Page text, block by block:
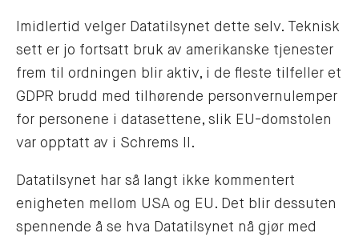
Imidlertid velger Datatilsynet dette selv. Teknisk
sett er jo fortsatt bruk av amerikanske tjenester
frem til ordningen blir aktiv, i de fleste tilfeller et
GDPR brudd med tilhørende personvernulemper
for personene i datasettene, slik EU-domstolen
var opptatt av i Schrems II.
Datatilsynet har så langt ikke kommentert
enigheten mellom USA og EU. Det blir dessuten
spennende å se hva Datatilsynet nå gjør med